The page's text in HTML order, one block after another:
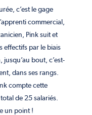
c’est le gage
commercial,
Pink suit et
effectifs par le biais
bout, c’est-
dans ses rangs.
compte cette
de 25 salariés.
un point !